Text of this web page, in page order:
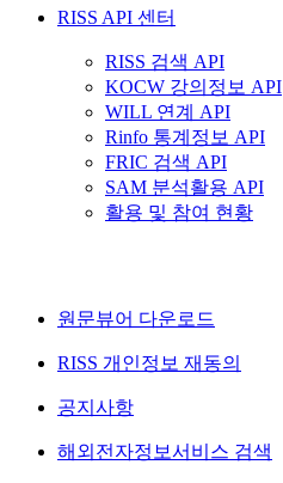
RISS API 센터
RISS 검색 API
KOCW 강의정보 API
WILL 연계 API
Rinfo 통계정보 API
FRIC 검색 API
SAM 분석활용 API
활용 및 참여 현황
원문뷰어 다운로드
RISS 개인정보 재동의
공지사항
해외전자정보서비스 검색